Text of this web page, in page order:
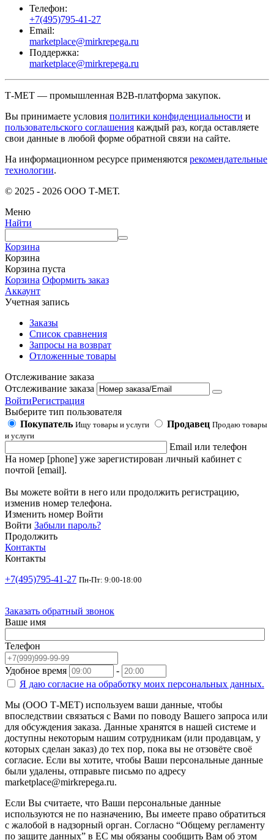
Телефон:
+7(495)795-41-27
Email:
marketplace@mirkrepega.ru
Поддержка:
marketplace@mirkrepega.ru
Т-МЕТ — промышленная B2B-платформа закупок.
Вы принимаете условия политики конфиденциальности и
пользовательского соглашения каждый раз, когда оставляете
свои данные в любой форме обратной связи на сайте.
На информационном ресурсе применяются рекомендательные
технологии.
© 2025 - 2026 ООО Т-МЕТ.
Меню
Найти
Корзина
Корзина
Корзина пуста
Корзина Оформить заказ
Аккаунт
Учетная запись
Заказы
Список сравнения
Запросы на возврат
Отложенные товары
Отслеживание заказа
Отслеживание заказа
ВойтиРегистрация
Выберите тип пользователя
Покупатель Ищу товары и услуги Продавец Продаю товары
и услуги
Email или телефон
На номер [phone] уже зарегистирован личный кабинет с
почтой [email].
Вы можете войти в него или продолжить регистрацию,
изменив номер телефона.
Изменить номер Войти
Войти Забыли пароль?
Продолжить
Контакты
Контакты
+7(495)795-41-27 Пн-Пт: 9:00-18:00
Заказать обратный звонок
Ваше имя
Телефон
Удобное время
-
Я даю согласие на обработку моих персональных данных.
Мы (ООО Т-МЕТ) используем ваши данные, чтобы
впоследствии связаться с Вами по поводу Вашего запроса или
для обсуждения заказа. Данные хранятся в нашей системе и
доступны некоторым нашим сотрудникам (или продавцам, у
которых сделан заказ) до тех пор, пока вы не отзовёте своё
согласие. Если вы хотите, чтобы Ваши персональные данные
были удалены, отправьте письмо по адресу
marketplace@mirkrepega.ru.
Если Вы считаете, что Ваши персональные данные
используются не по назначению, Вы имеете право обратиться
с жалобой в надзорный орган. Согласно “Общему регламенту
по защите данных” в ЕС мы обязаны сообщить Вам об этом